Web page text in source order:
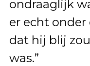
ondraaglijk
er echt
dat hij blij
was.”